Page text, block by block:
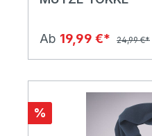
Ab 19,99 €* 24,99 €*
%